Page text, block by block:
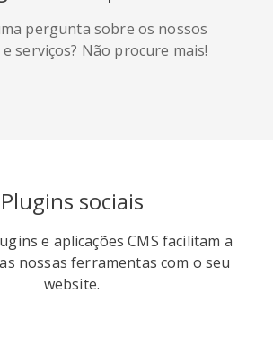
Pocket QZone
pergunta sobre os nossos
serviços? Não procure mais!
Plugins sociais
e aplicações CMS facilitam a
nossas ferramentas com o seu
website.